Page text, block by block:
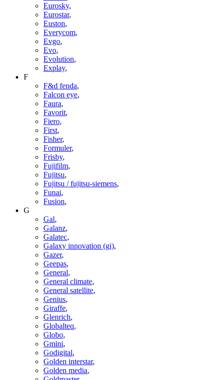
Eurosky,
Eurostar,
Euston,
Everycom,
Evgo,
Evo,
Evolution,
Explay,
F
F&d fenda,
Falcon eye,
Faura,
Favorit,
Fiero,
First,
Fisher,
Formuler,
Frisby,
Fujifilm,
Fujitsu,
Fujitsu / fujitsu-siemens,
Funai,
Fusion,
G
Gal,
Galanz,
Galatec,
Galaxy innovation (gi),
Gazer,
Geepas,
General,
General climate,
General satellite,
Genius,
Giraffe,
Glenrich,
Globalteq,
Globo,
Gmini,
Godigital,
Golden interstar,
Golden media,